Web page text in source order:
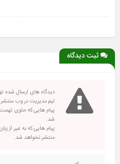
ثبت دیدگاه
دیدگاه های ارسال شده
تیم مدیریت در وب
پیام هایی که حاوی تهمت
شد.
پیام هایی که به غیر از
منتشر نخواهد شد.